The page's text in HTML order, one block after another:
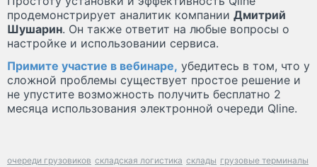
продемонстрирует аналитик компании Дмитрий
Шушарин. Он также ответит на любые вопросы о
настройке и использовании сервиса.
Примите участие в вебинаре, убедитесь в том, что у
сложной проблемы существует простое решение и
не упустите возможность получить бесплатно 2
месяца использования электронной очереди Qline.
очереди грузовиков складская логистика склады грузовые терминалы